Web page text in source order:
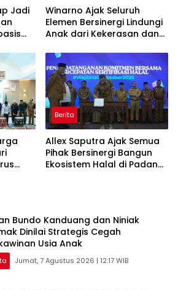
Jadi
Winarno Ajak Seluruh
Elemen Bersinergi Lindungi
Anak dari Kekerasan dan
Berita
Allex Saputra Ajak Semua
Pihak Bersinergi Bangun
Ekosistem Halal di Padang
Bundo Kanduang dan Niniak
Dinilai Strategis Cegah
Usia Anak
Jumat, 7 Agustus 2026 | 12:17 WIB